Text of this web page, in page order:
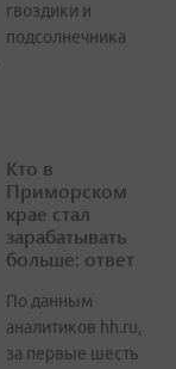
гвоздики и
подсолнечника
Кто в
Приморском
крае стал
зарабатывать
больше: ответ
По данным
аналитиков hh.ru,
за первые шесть